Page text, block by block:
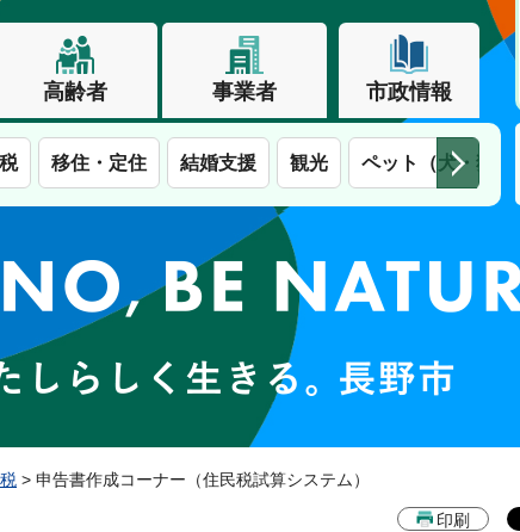
高齢者 事業者 市政情報
移住・定住 結婚支援 観光 ペット（犬・猫）
わたしらしく生きる。長野市
> 申告書作成コーナー（住民税試算システム）
印刷